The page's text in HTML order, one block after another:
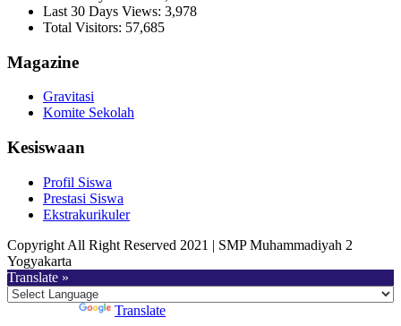
Last 30 Days Views: 3,978
Total Visitors: 57,685
Magazine
Gravitasi
Komite Sekolah
Kesiswaan
Profil Siswa
Prestasi Siswa
Ekstrakurikuler
Copyright All Right Reserved 2021 | SMP Muhammadiyah 2
Yogyakarta
Translate »
Translate